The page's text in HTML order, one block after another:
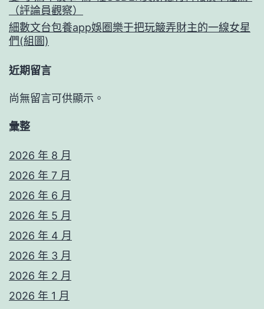
（評論員觀察）
細數文台包養app娛圈樂于把玩簸弄財主的一線女星
們(組圖)
近期留言
尚無留言可供顯示。
彙整
2026 年 8 月
2026 年 7 月
2026 年 6 月
2026 年 5 月
2026 年 4 月
2026 年 3 月
2026 年 2 月
2026 年 1 月